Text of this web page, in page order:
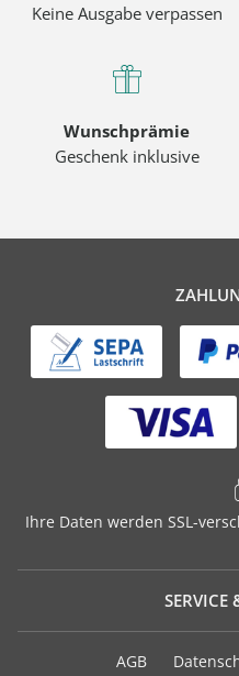
Keine Ausgabe verpassen
Wunschprämie
Geschenk inklusive
Ihre Daten werden SSL-
SERVICE
AGB